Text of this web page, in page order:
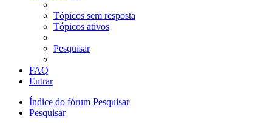
Tópicos sem resposta
Tópicos ativos
Pesquisar
FAQ
Entrar
Índice do fórum Pesquisar
Pesquisar